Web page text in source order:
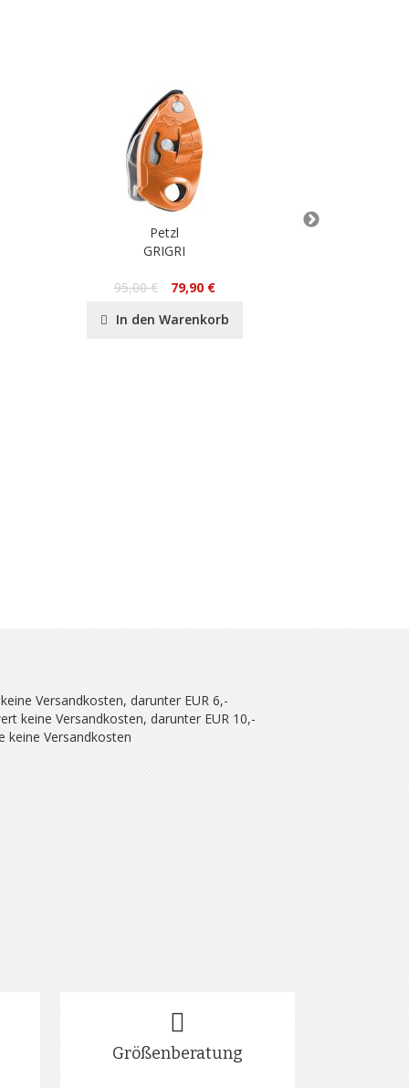
Petzl
GRIGRI
95,00 €
79,90 €
In den Warenkorb
Versandkosten, darunter EUR 6,-
keine Versandkosten, darunter EUR 10,-
keine Versandkosten
Größenberatung